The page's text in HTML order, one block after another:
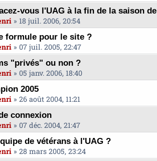
vous l'UAG à la fin de la saison
» 18 juil. 2006, 20:54
formule pour le site ?
» 07 juil. 2005, 22:47
"privés" ou non ?
» 05 janv. 2006, 18:40
2005
» 26 août 2004, 11:21
connexion
» 07 déc. 2004, 21:47
de vétérans à l'UAG ?
» 28 mars 2005, 23:24